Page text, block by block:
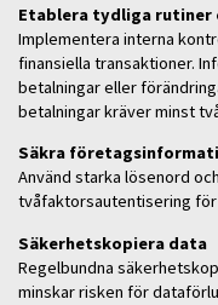
Etablera tydliga
Implementera interna
finansiella transaktioner.
betalningar eller
betalningar kräver minst
Säkra
Använd starka lösenord
tvåfaktorsautentisering
Säkerhetskopiera data
Regelbundna
minskar risken för